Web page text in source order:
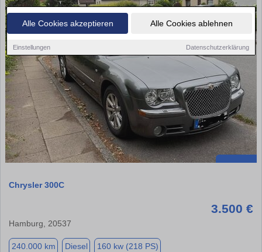
Alle Cookies akzeptieren Alle Cookies ablehnen
Einstellungen Datenschutzerklärung
Chrysler 300C
3.500 €
Hamburg, 20537
240.000 km Diesel 160 kw (218 PS)